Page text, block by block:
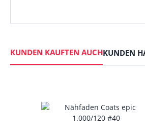
KUNDEN KAUFTEN AUCHKUNDEN